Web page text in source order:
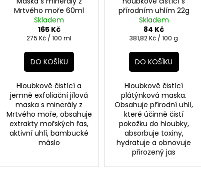
Mrtvého moře 60ml
Skladem
165 Kč
Měrná
275 Kč / 100 ml
DO KOŠÍKU
Hloubkově čistící a
jemně exfoliační jílová
maska s minerály z
Mrtvého moře, obsahuje
extrakty mořských řas,
aktivní uhlí, bambucké
máslo
přírodním uhlím 22g
Skladem
84 Kč
Měrná
381,82 Kč / 100 g
DO KOŠÍKU
Hloubkově čistící
plátýnková maska.
Obsahuje přírodní uhlí,
které účinně čistí
pokožku do hloubky,
absorbuje toxiny,
hydratuje a obnovuje
přirozený jas